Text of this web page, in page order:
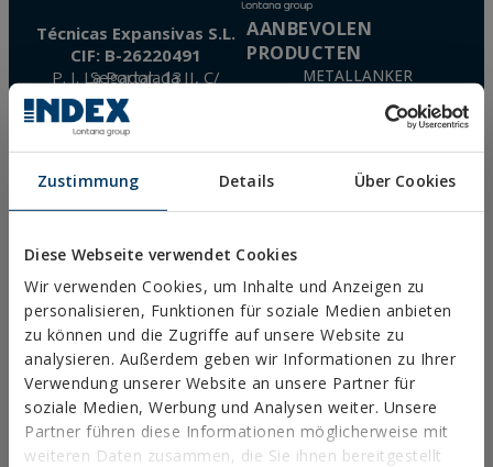
Zustimmung Details Über Cookies
Diese Webseite verwendet Cookies
Wir verwenden Cookies, um Inhalte und Anzeigen zu
personalisieren, Funktionen für soziale Medien anbieten
zu können und die Zugriffe auf unsere Website zu
analysieren. Außerdem geben wir Informationen zu Ihrer
Verwendung unserer Website an unsere Partner für
soziale Medien, Werbung und Analysen weiter. Unsere
Partner führen diese Informationen möglicherweise mit
weiteren Daten zusammen, die Sie ihnen bereitgestellt
Técnicas Expansivas S.L.
CIF: B-26220491
P. I. La Portalada II, C/ Segador, 13
26006 · Logroño (La Rioja) · SPAIN
info@indexfix.com
(+34) 941 272 131
KARTE ANZEIGEN
AANBEVOLEN
PRODUCTEN
METALLANKER
GASBETRIEBENES
BEFESTIGUNGEN FÜR
SOLARMODULE
DACH-UND
FASSADENSCHRAUBEN
HOLZSCHRAUBEN
POLYURETHAN-SCHÄUME
HÄUFIG GESTELLTE FRAGEN
DOWNLOADS
KATALOGE